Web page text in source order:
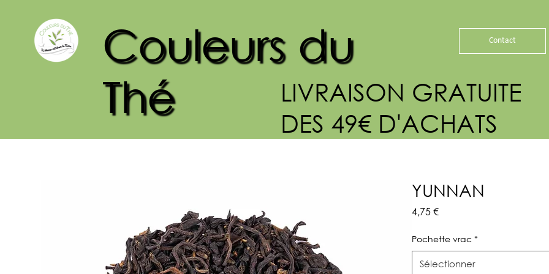
Couleurs du
Thé
LIVRAISON GRATUITE
DES 49€ D'ACHATS
Contact
YUNNAN
4,75 €Prix
Pochette vrac *
Sélectionner